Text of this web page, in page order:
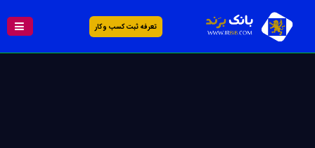
تعرفه ثبت کسب و کار